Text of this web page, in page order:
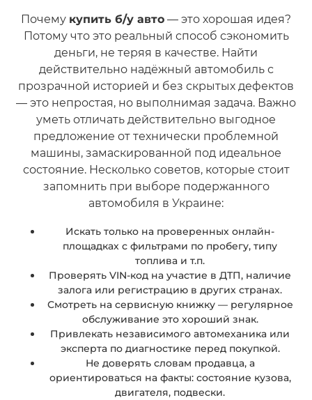
Почему купить б/у авто — это хорошая идея?
Потому что это реальный способ сэкономить
деньги, не теряя в качестве. Найти
действительно надёжный автомобиль с
прозрачной историей и без скрытых дефектов
— это непростая, но выполнимая задача. Важно
уметь отличать действительно выгодное
предложение от технически проблемной
машины, замаскированной под идеальное
состояние. Несколько советов, которые стоит
запомнить при выборе подержанного
автомобиля в Украине:
Искать только на проверенных онлайн-
площадках с фильтрами по пробегу, типу
топлива и т.п.
Проверять VIN-код на участие в ДТП, наличие
залога или регистрацию в других странах.
Смотреть на сервисную книжку — регулярное
обслуживание это хороший знак.
Привлекать независимого автомеханика или
эксперта по диагностике перед покупкой.
Не доверять словам продавца, а
ориентироваться на факты: состояние кузова,
двигателя, подвески.